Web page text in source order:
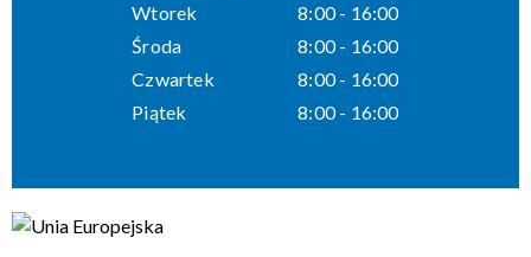
Wtorek
8:00 - 16:00
Środa
8:00 - 16:00
Czwartek
8:00 - 16:00
Piątek
8:00 - 16:00